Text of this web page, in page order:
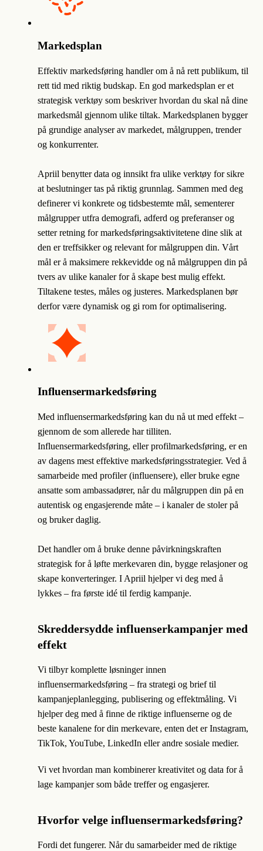
Markedsplan
Effektiv markedsføring handler om å nå rett publikum, til
rett tid med riktig budskap. En god markedsplan er et
strategisk verktøy som beskriver hvordan du skal nå dine
markedsmål gjennom ulike tiltak. Markedsplanen bygger
på grundige analyser av markedet, målgruppen, trender
og konkurrenter.
Apriil benytter data og innsikt fra ulike verktøy for sikre
at beslutninger tas på riktig grunnlag. Sammen med deg
definerer vi konkrete og tidsbestemte mål, sementerer
målgrupper utfra demografi, adferd og preferanser og
setter retning for markedsføringsaktivitetene dine slik at
den er treffsikker og relevant for målgruppen din. Vårt
mål er å maksimere rekkevidde og nå målgruppen din på
tvers av ulike kanaler for å skape best mulig effekt.
Tiltakene testes, måles og justeres. Markedsplanen bør
derfor være dynamisk og gi rom for optimalisering.
Influensermarkedsføring
Med influensermarkedsføring kan du nå ut med effekt –
gjennom de som allerede har tilliten.
Influensermarkedsføring, eller profilmarkedsføring, er en
av dagens mest effektive markedsføringsstrategier. Ved å
samarbeide med profiler (influensere), eller bruke egne
ansatte som ambassadører, når du målgruppen din på en
autentisk og engasjerende måte – i kanaler de stoler på
og bruker daglig.
Det handler om å bruke denne påvirkningskraften
strategisk for å løfte merkevaren din, bygge relasjoner og
skape konverteringer. I Apriil hjelper vi deg med å
lykkes – fra første idé til ferdig kampanje.
Skreddersydde influenserkampanjer med
effekt
Vi tilbyr komplette løsninger innen
influensermarkedsføring – fra strategi og brief til
kampanjeplanlegging, publisering og effektmåling. Vi
hjelper deg med å finne de riktige influenserne og de
beste kanalene for din merkevare, enten det er Instagram,
TikTok, YouTube, LinkedIn eller andre sosiale medier.
Vi vet hvordan man kombinerer kreativitet og data for å
lage kampanjer som både treffer og engasjerer.
Hvorfor velge influensermarkedsføring?
Fordi det fungerer. Når du samarbeider med de riktige